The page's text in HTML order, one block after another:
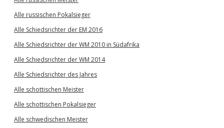
Alle russischen Pokalsieger
Alle Schiedsrichter der EM 2016
Alle Schiedsrichter der WM 2010 in Südafrika
Alle Schiedsrichter der WM 2014
Alle Schiedsrichter des Jahres
Alle schottischen Meister
Alle schottischen Pokalsieger
Alle schwedischen Meister